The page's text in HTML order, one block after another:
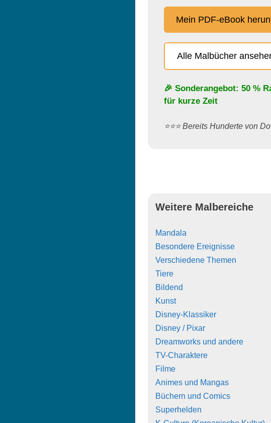
Mein PDF-eBook
Alle Malbücher
🎉 Sonderangebot: 50 %
für kurze Zeit
⭐️⭐️⭐️ Bereits Hunderte von
Weitere Malbereiche
Mandala
Besondere Ereignisse
Verschiedene Themen
Tiere
Bildend
Kunst
Disney-Klassiker
Disney / Pixar
Dreamworks und andere
TV-Charaktere
Filme
Animes und Mangas
Büchern und Comics
Superhelden